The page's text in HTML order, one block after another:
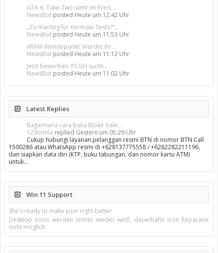
GTA 6: Take-Two sieht im Preis...
NewsBot posted Heute um 12:42 Uhr
„Zu mächtig für normale Tests?“...
NewsBot posted Heute um 11:53 Uhr
VRAM-Wendepunkt: Würdet ihr...
NewsBot posted Heute um 11:12 Uhr
Jetzt bewerben: PCGH sucht...
NewsBot posted Heute um 11:02 Uhr
Latest Replies
Bagaimana cara buka Blokir bale...
123tomla replied Gestern um 05:29 Uhr
Cukup hubungi layanan pelanggan resmi BTN di nomor BTN Call
1500286 atau WhatsApp resmi di +628137775558 / +6282282211196,
dan siapkan data diri (KTP, buku tabungan, dan nomor kartu ATM)
untuk…
Win 11 Support
She's ready to make your night better
Desktop Icons werden immer wieder weiß, dauerhafte Icon Reparatur
nicht möglich